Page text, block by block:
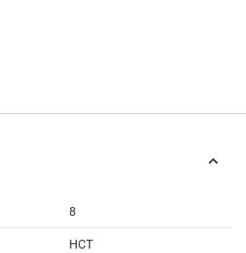
8
HCT